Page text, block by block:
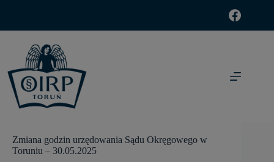
Zmiana godzin urzędowania Sądu Okręgowego w
Toruniu – 30.05.2025